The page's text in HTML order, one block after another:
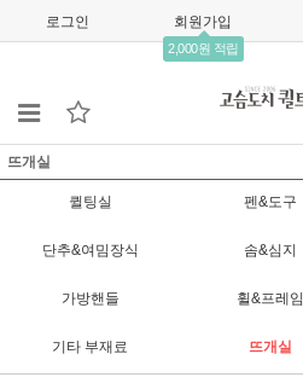
로그인 회원가입
2,000원 적립
뜨개실
퀼팅실 펜&도구
단추&여밈장식 솜&심지
가방핸들 휠&프레임
기타 부재료 뜨개실